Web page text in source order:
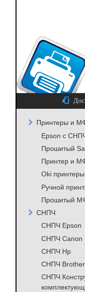
Принтеры и
Epson с
Прошитый
Принтер и
Oki
Ручной
Прошитый
СНПЧ
СНПЧ Epson
СНПЧ Canon
СНПЧ Hp
СНПЧ Brother
СНПЧ